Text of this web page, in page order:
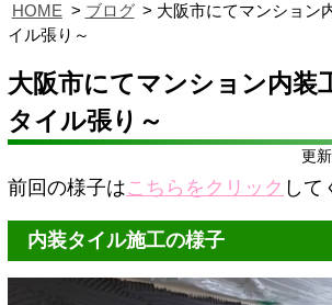
HOME ブログ
大阪市にてマンション
イル張り～
大阪市にてマンション内装
タイル張り～
更
前回の様子はこちらをクリック して
内装タイル施工の様子